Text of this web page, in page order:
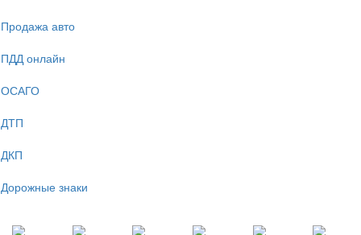
Продажа авто
ПДД онлайн
ОСАГО
ДТП
ДКП
Дорожные знаки